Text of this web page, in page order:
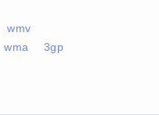
wmv
wma 3gp